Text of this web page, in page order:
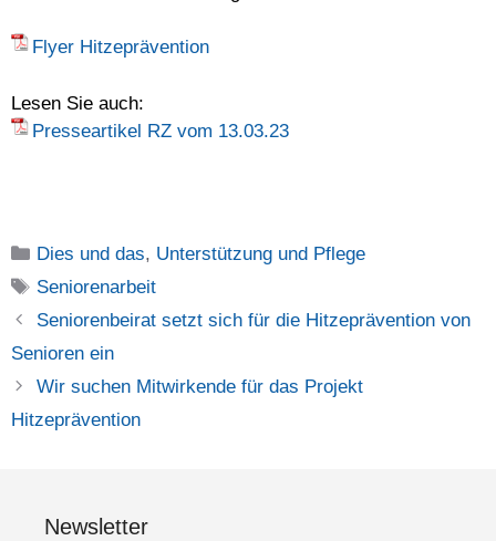
Flyer Hitzeprävention
Lesen Sie auch:
Presseartikel RZ vom 13.03.23
Kategorien
Dies und das, Unterstützung und Pflege
Schlagwörter
Seniorenarbeit
Seniorenbeirat setzt sich für die Hitzeprävention von
Senioren ein
Wir suchen Mitwirkende für das Projekt
Hitzeprävention
Newsletter